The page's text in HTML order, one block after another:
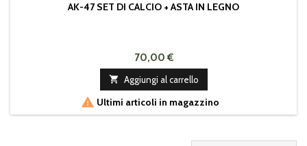
AK-47 SET DI CALCIO + ASTA IN LEGNO
70,00 €
 Aggiungi al carrello
 Ultimi articoli in magazzino